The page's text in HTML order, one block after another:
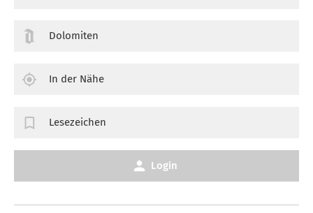
Dolomiten
In der Nähe
Lesezeichen
Login